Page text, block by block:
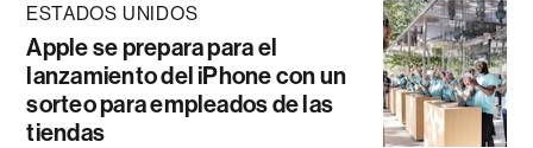
ESTADOS UNIDOS
Apple se prepara para el
lanzamiento del iPhone con un
sorteo para empleados de las
tiendas